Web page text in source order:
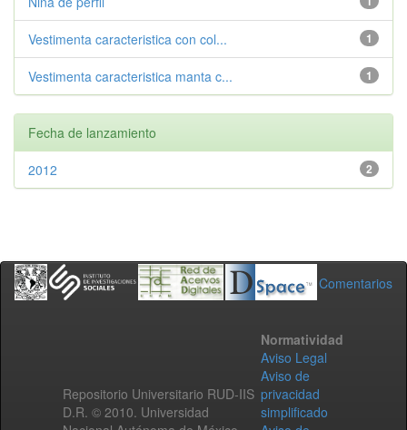
1
Vestimenta caracteristica con col...
1
Vestimenta caracteristica manta c...
Fecha de lanzamiento
2
2012
Comentarios
Repositorio Universitario RUD-IIS
D.R. © 2010. Universidad
Normatividad
Aviso Legal
Aviso de
privacidad
simplificado